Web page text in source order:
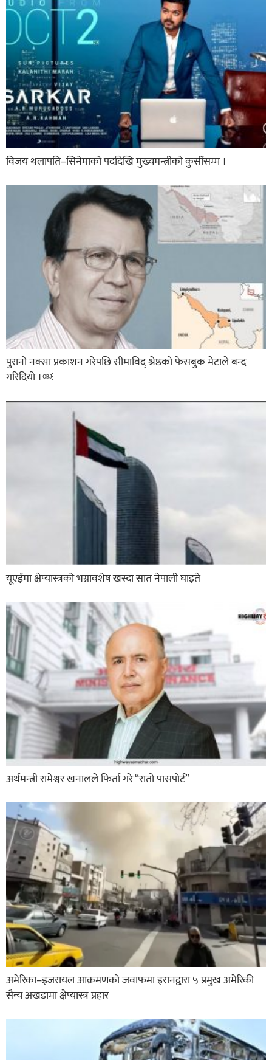
विजय थलापति–सिनेमाको पर्दादेखि मुख्यमन्त्रीको कुर्सीसम्म ।
पुरानो नक्सा प्रकाशन गरेपछि सीमाविद् श्रेष्ठको फेसबुक मेटाले बन्द
गरिदियाे ।￼
यूएईमा क्षेप्यास्त्रको भग्नावशेष खस्दा सात नेपाली घाइते
अर्थमन्त्री रामेश्वर खनालले फिर्ता गरे “रातो पासपोर्ट”
अमेरिका–इजरायल आक्रमणको जवाफमा इरानद्वारा ५ प्रमुख अमेरिकी
सैन्य अखडामा क्षेप्यास्त्र प्रहार